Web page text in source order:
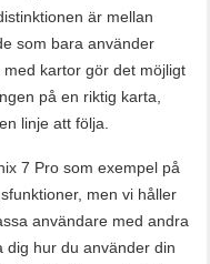
är mellan
som bara använder
kartor gör det möjligt
på en riktig karta,
linje att följa.
7 Pro som exempel på
men vi håller
användare med andra
dig hur du använder din